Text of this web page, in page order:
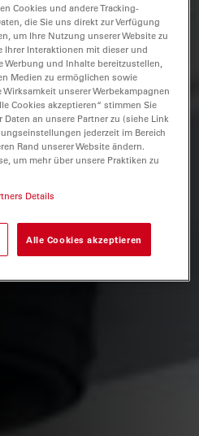
Cookies und andere Tracking-
die Sie uns direkt zur Verfügung
um Ihre Nutzung unserer Website zu
Ihrer Interaktionen mit dieser und
und Inhalte bereitzustellen,
Medien zu ermöglichen sowie
unserer Werbekampagnen
Cookies akzeptieren“ stimmen Sie
an unsere Partner zu (siehe Link
jederzeit im Bereich
Rand unserer Website ändern.
um mehr über unsere Praktiken zu
Details
Alle Cookies akzeptieren